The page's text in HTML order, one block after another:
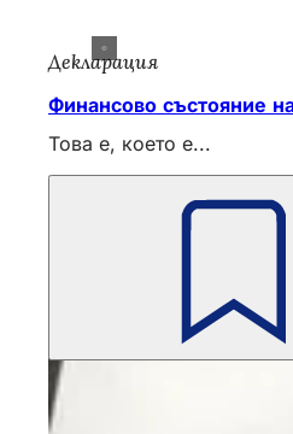
Декларация
Финансово състояние
Това е, което е...